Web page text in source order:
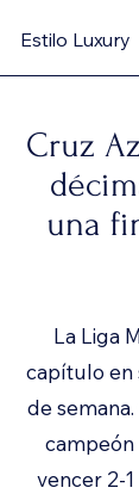
Estilo Luxury
Cruz
una
La Liga
capítulo en
de
campeón
vencer 2-